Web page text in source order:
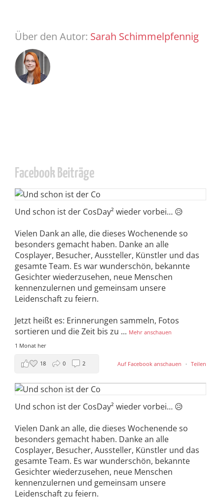
Über den Autor: Sarah Schimmelpfennig
Facebook Beiträge
Und schon ist der CosDay² wieder vorbei… 😥
Vielen Dank an alle, die dieses Wochenende so
besonders gemacht haben. Danke an alle
Cosplayer, Besucher, Aussteller, Künstler und das
gesamte Team. Es war wunderschön, bekannte
Gesichter wiederzusehen, neue Menschen
kennenzulernen und gemeinsam unsere
Leidenschaft zu feiern.
Jetzt heißt es: Erinnerungen sammeln, Fotos
sortieren und die Zeit bis zu ... Mehr anschauen
1 Monat her
Auf Facebook anschauen · Teilen
18 0 2
Und schon ist der CosDay² wieder vorbei… 😥
Vielen Dank an alle, die dieses Wochenende so
besonders gemacht haben. Danke an alle
Cosplayer, Besucher, Aussteller, Künstler und das
gesamte Team. Es war wunderschön, bekannte
Gesichter wiederzusehen, neue Menschen
kennenzulernen und gemeinsam unsere
Leidenschaft zu feiern.